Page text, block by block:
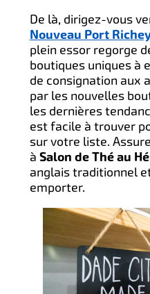
De là, dirigez-vous
Nouveau Port
plein essor regorge
boutiques uniques à
de consignation aux
par les nouvelles
les dernières
est facile à trouver
sur votre liste.
à Salon de Thé au
anglais traditionnel
emporter.